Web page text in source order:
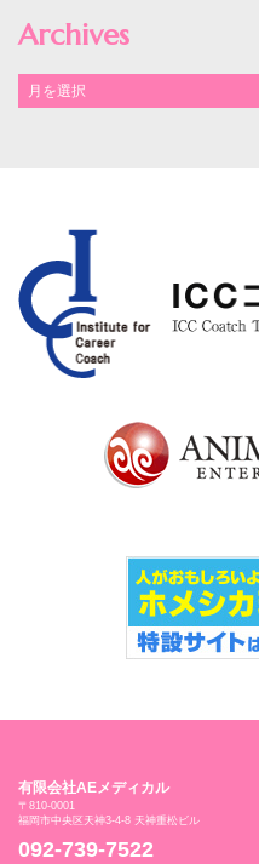
Archives
有限会社AEメディカル
〒810-0001
福岡市中央区天神3-4-8 天神重松ビル
092-739-7522